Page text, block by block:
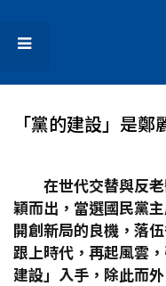
「黨的建設」是
在世代交替與反
穎而出，當選國民黨
開創新局的良機，落
跟上時代，再起風雲
建設」入手，除此而